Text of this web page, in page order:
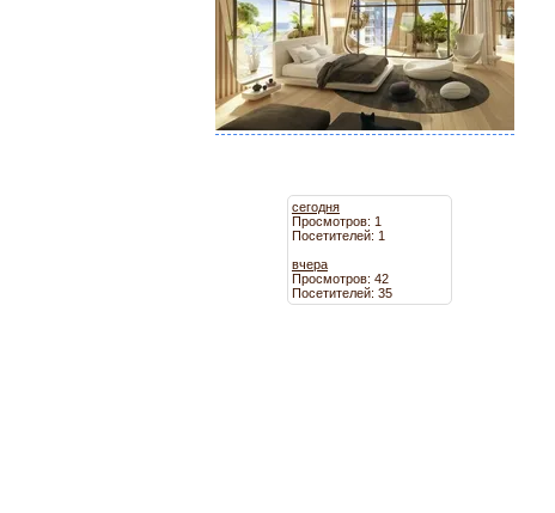
сегодня
Просмотров: 1
Посетителей: 1
вчера
Просмотров: 42
Посетителей: 35